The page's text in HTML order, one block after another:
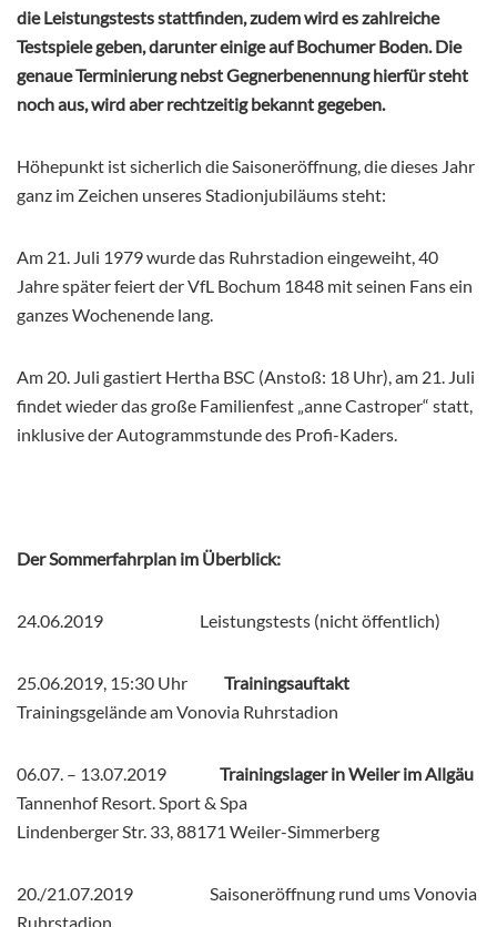
die Leistungstests stattfinden, zudem wird es zahlreiche
Testspiele geben,darunter einige auf Bochumer Boden. Die
genaue Terminierung nebst Gegnerbenennung hierfür steht
noch aus, wird aber rechtzeitig bekannt gegeben.
Höhepunkt ist sicherlich die Saisoneröffnung, die dieses Jahr
ganz im Zeichen unseres Stadionjubiläums steht:
Am 21. Juli 1979 wurde das Ruhrstadion eingeweiht, 40
Jahre später feiert der VfL Bochum 1848 mit seinen Fans ein
ganzes Wochenende lang.
Am 20. Juli gastiert Hertha BSC (Anstoß: 18 Uhr), am 21. Juli
findet wieder das große Familienfest „anne Castroper“ statt,
inklusive der Autogrammstunde des Profi-Kaders.
Der Sommerfahrplan im Überblick:
24.06.2019 Leistungstests (nicht öffentlich)
25.06.2019, 15:30 Uhr Trainingsauftakt
Trainingsgelände am Vonovia Ruhrstadion
06.07. – 13.07.2019 Trainingslager in Weiler im Allgäu
Tannenhof Resort. Sport & Spa
Lindenberger Str. 33, 88171 Weiler-Simmerberg
20./21.07.2019 Saisoneröffnung rund ums Vonovia
Ruhrstadion